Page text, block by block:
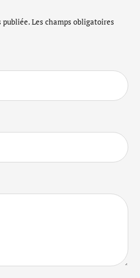
publiée.Les champs obligatoires